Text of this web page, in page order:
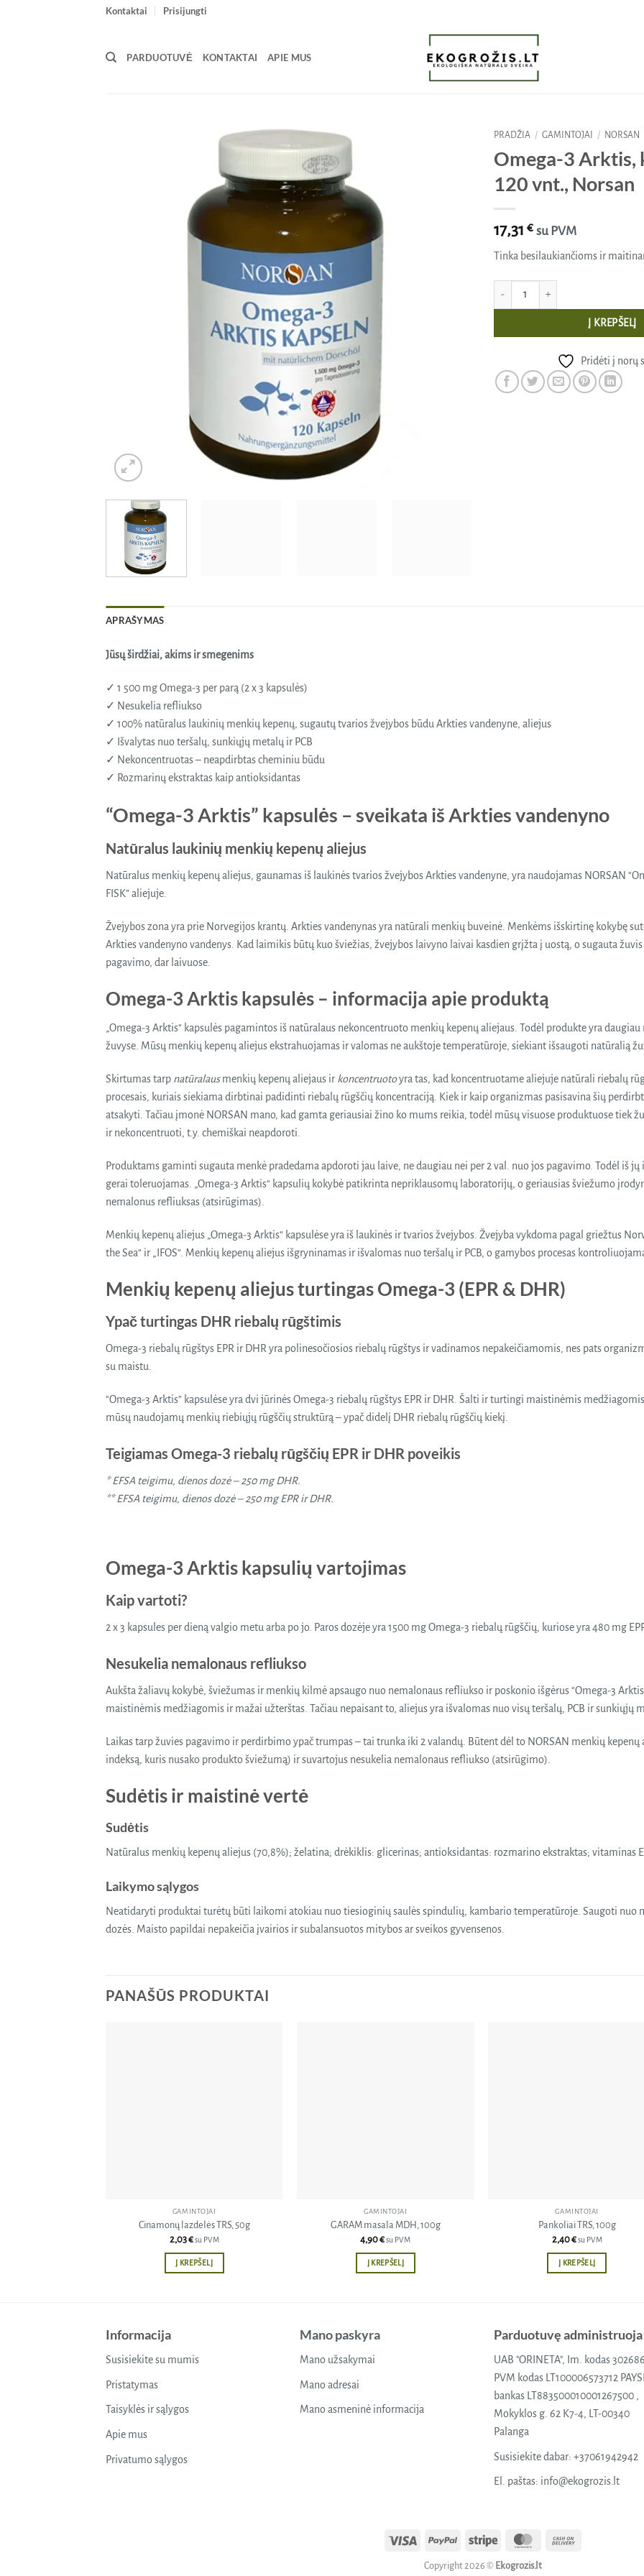
Kontaktai Prisijungti
PARDUOTUVĖ KONTAKTAI APIE MUS
PRADŽIA / GAMINTOJAI / NORSAN
Omega-3 Arktis,
120 vnt., Norsan
17,31 € su PVM
Tinka besilaukiančioms ir
Į KREPŠELĮ
Pridėti į norų
APRAŠYMAS
Jūsų širdžiai, akims ir smegenims
✓ 1 500 mg Omega-3 per parą (2 x 3 kapsulės)
✓ Nesukelia refliukso
✓ 100% natūralus laukinių menkių kepenų, sugautų tvarios žvejybos būdu Arkties vandenyne, aliejus
✓ Išvalytas nuo teršalų, sunkiųjų metalų ir PCB
✓ Nekoncentruotas – neapdirbtas cheminiu būdu
✓ Rozmarinų ekstraktas kaip antioksidantas
“Omega-3 Arktis” kapsulės – sveikata iš Arkties vandenyno
Natūralus laukinių menkių kepenų aliejus
Natūralus menkių kepenų aliejus, gaunamas iš laukinės tvarios žvejybos Arkties vandenyne, yra naudojamas NORSAN
FISK” aliejuje.
Žvejybos zona yra prie Norvegijos krantų. Arkties vandenynas yra natūrali menkių buveinė. Menkėms išskirtinę kokybę
Arkties vandenyno vandenys. Kad laimikis būtų kuo šviežias, žvejybos laivyno laivai kasdien grįžta į uostą, o sugauta
pagavimo, dar laivuose.
Omega-3 Arktis kapsulės – informacija apie produktą
„Omega-3 Arktis“ kapsulės pagamintos iš natūralaus nekoncentruoto menkių kepenų aliejaus. Todėl produkte yra
žuvyse. Mūsų menkių kepenų aliejus ekstrahuojamas ir valomas ne aukštoje temperatūroje, siekiant išsaugoti natūralią
Skirtumas tarp natūralausmenkių kepenų aliejaus ir koncentruotoyra tas, kad koncentruotame aliejuje natūrali riebalų
procesais, kuriais siekiama dirbtinai padidinti riebalų rūgščių koncentraciją. Kiek ir kaip organizmas pasisavina šių
atsakyti. Tačiau įmonė NORSAN mano, kad gamta geriausiai žino ko mums reikia, todėl mūsų visuose produktuose tiek
ir nekoncentruoti, t.y. chemiškai neapdoroti.
Produktams gaminti sugauta menkė pradedama apdoroti jau laive, ne daugiau nei per 2 val. nuo jos pagavimo. Todėl iš jų
gerai toleruojamas. „Omega-3 Arktis“ kapsulių kokybė patikrinta nepriklausomų laboratorijų, o geriausias šviežumo
nemalonus refliuksas (atsirūgimas).
Menkių kepenų aliejus „Omega-3 Arktis“ kapsulėse yra iš laukinės ir tvarios žvejybos. Žvejyba vykdoma pagal griežtus
the Sea“ ir „IFOS“. Menkių kepenų aliejus išgryninamas ir išvalomas nuo teršalų ir PCB, o gamybos procesas
Menkių kepenų aliejus turtingas Omega-3 (EPR & DHR)
Ypač turtingas DHR riebalų rūgštimis
Omega-3 riebalų rūgštys EPR ir DHR yra polinesočiosios riebalų rūgštys ir vadinamos nepakeičiamomis, nes pats
su maistu.
“Omega-3 Arktis” kapsulėse yra dvi jūrinės Omega-3 riebalų rūgštys EPR ir DHR. Šalti ir turtingi maistinėmis
mūsų naudojamų menkių riebiųjų rūgščių struktūrą – ypač didelį DHR riebalų rūgščių kiekį.
Teigiamas Omega-3 riebalų rūgščių EPR ir DHR poveikis
* EFSA teigimu, dienos dozė – 250 mg DHR.
** EFSA teigimu, dienos dozė – 250 mg EPR ir DHR.
Omega-3 Arktis kapsulių vartojimas
Kaip vartoti?
2 x 3 kapsules per dieną valgio metu arba po jo. Paros dozėje yra 1500 mg Omega-3 riebalų rūgščių, kuriose yra 480 mg
Nesukelia nemalonaus refliukso
Aukšta žaliavų kokybė, šviežumas ir menkių kilmė apsaugo nuo nemalonaus refliukso ir poskonio išgėrus “Omega-3
maistinėmis medžiagomis ir mažai užterštas. Tačiau nepaisant to, aliejus yra išvalomas nuo visų teršalų, PCB ir sunkiųjų
Laikas tarp žuvies pagavimo ir perdirbimo ypač trumpas – tai trunka iki 2 valandų. Būtent dėl to NORSAN menkių
indeksą, kuris nusako produkto šviežumą) ir suvartojus nesukelia nemalonaus refliukso (atsirūgimo).
Sudėtis ir maistinė vertė
Sudėtis
Natūralus menkių kepenų aliejus (70,8%); želatina; drėkiklis: glicerinas; antioksidantas: rozmarino ekstraktas; vitaminas
Laikymo sąlygos
Neatidaryti produktai turėtų būti laikomi atokiau nuo tiesioginių saulės spindulių, kambario temperatūroje. Saugoti nuo
dozės. Maisto papildai nepakeičia įvairios ir subalansuotos mitybos ar sveikos gyvensenos.
PANAŠŪS PRODUKTAI
GAMINTOJAI
Cinamonų lazdelės TRS, 50g
2,03€ su PVM
Į KREPŠELĮ
GAMINTOJAI
GARAM masala MDH, 100g
4,90€ su PVM
Į KREPŠELĮ
GAMINTOJAI
Pankoliai TRS, 100g
2,40€ su PVM
Į KREPŠELĮ
Informacija
Susisiekite su mumis
Pristatymas
Taisyklės ir sąlygos
Apie mus
Privatumo sąlygos
Mano paskyra
Mano užsakymai
Mano adresai
Mano asmeninė informacija
Parduotuvę administruoja
UAB "ORINETA", Im. kodas
PVM kodas LT100006573712
bankas LT883500010001267500 ,
Mokyklos g. 62 K7-4, LT-00340
Palanga
Susisiekite dabar: +37061942942
El. paštas: info@ekogrozis.lt
Visa PayPal Stripe MasterCard
Copyright 2026 © Ekogrozis.lt